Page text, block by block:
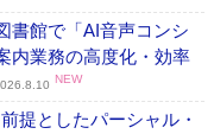
書館で「AI音声コンシ
内業務の高度化・効率
NEW
提としたパーシャル・